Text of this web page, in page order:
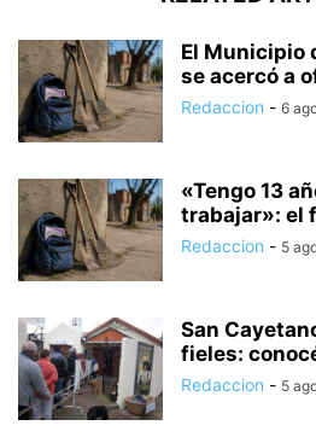
El Municipio
se acercó a
Redaccion - 6
«Tengo 13
trabajar»: el
Redaccion - 5
San
fieles:
Redaccion - 5